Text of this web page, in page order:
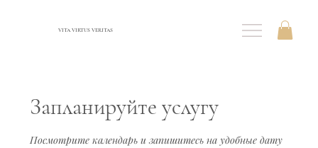
VITA VIRTUS VERITAS
Запланируйте услугу
Посмотрите календарь и запишитесь на удобные дату